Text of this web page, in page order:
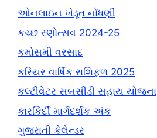
ઓનલાઇન ખેડૂત નોંધણી
કચ્છ રણોત્સવ 2024-25
કમોસમી વરસાદ
કરિયર વાર્ષિક રાશિફળ 2025
કલ્ટીવેટર સબસીડી સહાય યોજના
કારકિર્દી માર્ગદર્શક અંક
ગુજરાતી કેલેન્ડર